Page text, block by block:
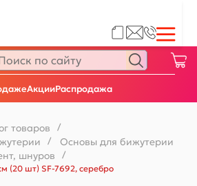
АкцииРаспродажа
товаров /
/ Основы для бижутерии
шнуров
/
(20 шт) SF-7692, серебро